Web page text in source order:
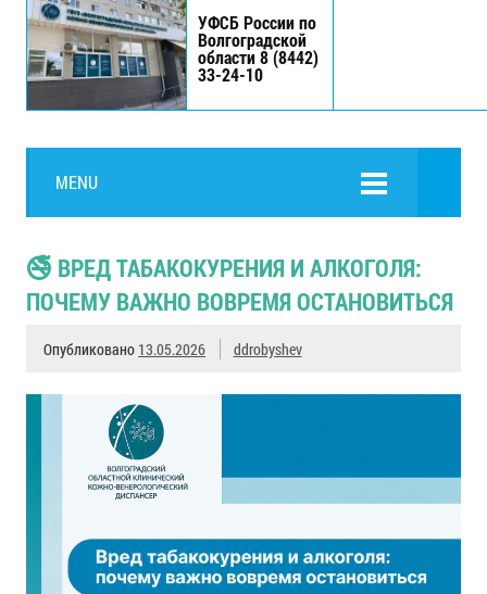
УФСБ России по
Волгоградской
области 8 (8442)
33-24-10
MENU
🚭 ВРЕД ТАБАКОКУРЕНИЯ И АЛКОГОЛЯ:
ПОЧЕМУ ВАЖНО ВОВРЕМЯ ОСТАНОВИТЬСЯ
Опубликовано 13.05.2026 ddrobyshev